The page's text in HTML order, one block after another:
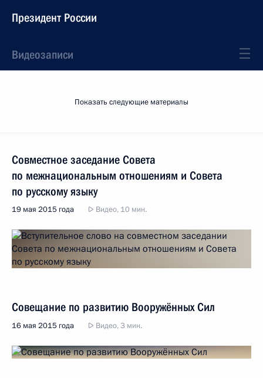
Президент России
Видеозаписи
Показать следующие материалы
Совместное заседание Совета
по межнациональным отношениям и Совета
по русскому языку
19 мая 2015 года Видео, 10 мин.
Совещание по развитию Вооружённых Сил
16 мая 2015 года Видео, 3 мин.